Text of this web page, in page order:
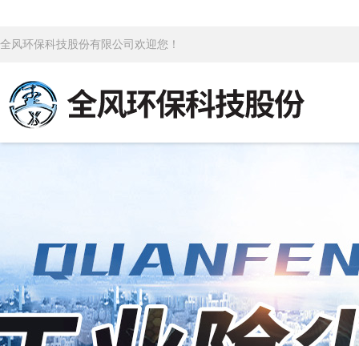
全风环保科技股份有限公司欢迎您！